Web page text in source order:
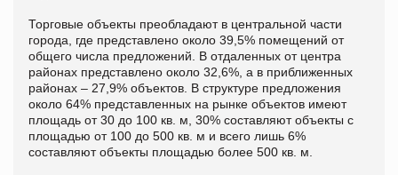
Торговые объекты преобладают в центральной части
города, где представлено около 39,5% помещений от
общего числа предложений. В отдаленных от центра
районах представлено около 32,6%, а в приближенных
районах – 27,9% объектов. В структуре предложения
около 64% представленных на рынке объектов имеют
площадь от 30 до 100 кв. м, 30% составляют объекты с
площадью от 100 до 500 кв. м и всего лишь 6%
составляют объекты площадью более 500 кв. м.